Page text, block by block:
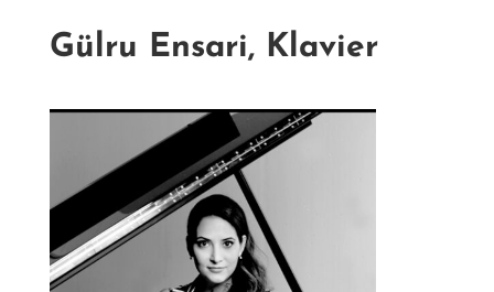
Gülru Ensari, Klavier